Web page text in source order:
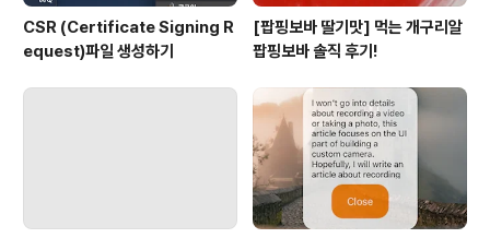
CSR (Certificate Signing R
equest)파일 생성하기
[팝핑보바 딸기맛] 먹는 개구리알
팝핑보바 솔직 후기!